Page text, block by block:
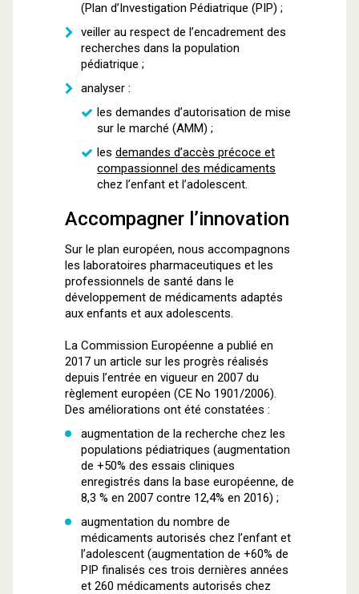
(Plan d’Investigation Pédiatrique (PIP) ;
veiller au respect de l’encadrement des
recherches dans la population
pédiatrique ;
analyser :
les demandes d’autorisation de mise
sur le marché (AMM) ;
les demandes d’accès précoce et
compassionnel des médicaments
chez l’enfant et l’adolescent.
Accompagner l’innovation
Sur le plan européen, nous accompagnons
les laboratoires pharmaceutiques et les
professionnels de santé dans le
développement de médicaments adaptés
aux enfants et aux adolescents.
La Commission Européenne a publié en
2017 un article sur les progrès réalisés
depuis l’entrée en vigueur en 2007 du
règlement européen (CE No 1901/2006).
Des améliorations ont été constatées :
augmentation de la recherche chez les
populations pédiatriques (augmentation
de +50% des essais cliniques
enregistrés dans la base européenne, de
8,3 % en 2007 contre 12,4% en 2016) ;
augmentation du nombre de
médicaments autorisés chez l’enfant et
l’adolescent (augmentation de +60% de
PIP finalisés ces trois dernières années
et 260 médicaments autorisés chez